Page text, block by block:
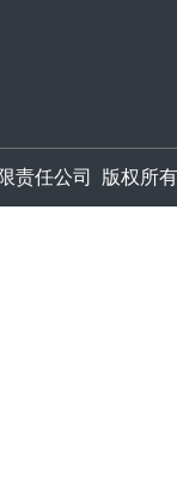
责任公司 版权所